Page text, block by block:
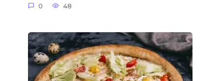
0 48